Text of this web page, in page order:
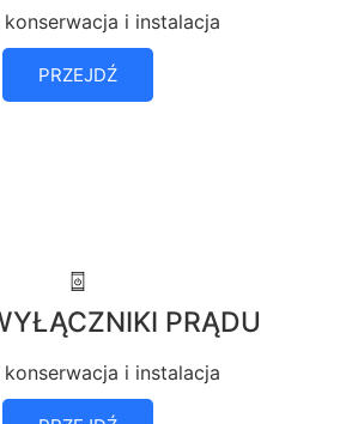
konserwacja i instalacja
PRZEJDŹ
PRĄDU
konserwacja i instalacja